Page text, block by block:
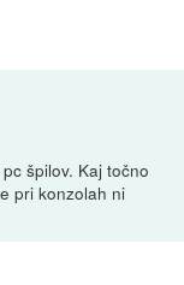
špilov. Kaj točno
pri konzolah ni